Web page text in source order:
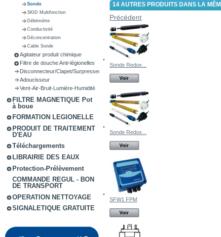
Sonde
SKID Multifonction
Débitmètre
Conductivité
Déconcentration
Cable Sonde
Agitateur produit chimique
Filtre de douche Anti-légionelles
Disconnecteur/Clapet/Surpresseur
Adoucisseur
Vent-Air-Bruit-Lumière-Humidité
FILTRE MAGNETIQUE Pot
à boue
FORMATION LEGIONELLE
PRODUIT DE TRAITEMENT
D'EAU
Téléchargements
LIBRAIRIE DES EAUX
Protection-Prélèvement
COMMANDE REGUL - BON
DE TRANSPORT
OPERATION NETTOYAGE
SIGNALETIQUE GRATUITE
14 AUTRES PRODUITS DANS LA
Précédent
Sonde Redox...
Voir
Sonde Redox...
Voir
SFW1 FPM
Voir